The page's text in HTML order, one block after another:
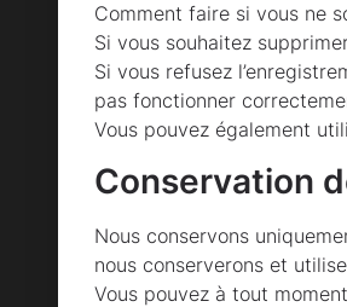
Comment faire si vous ne
Si vous souhaitez
Si vous refusez
pas fonctionner
Vous pouvez également
Conservation
Nous conservons
nous conserverons et
Vous pouvez à tout